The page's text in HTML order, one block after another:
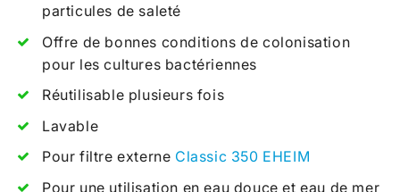
particules de saleté
Offre de bonnes conditions de colonisation
pour les cultures bactériennes
Réutilisable plusieurs fois
Lavable
Pour filtre externe Classic 350 EHEIM
Pour une utilisation en eau douce et eau de mer